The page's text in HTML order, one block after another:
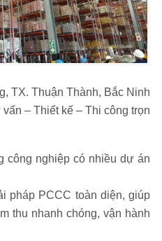
TX. Thuận Thành, Bắc Ninh
vấn – Thiết kế – Thi công trọn
công nghiệp có nhiều dự án
pháp PCCC toàn diện, giúp
thu nhanh chóng, vận hành